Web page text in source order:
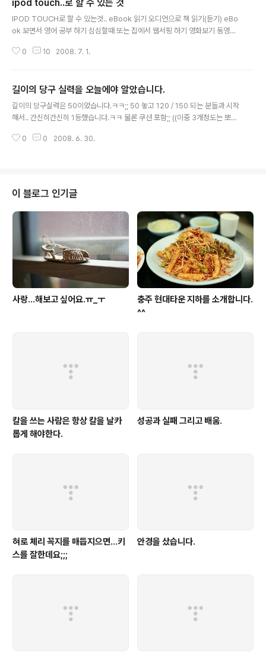
ipod touch..로 할 수 있는 것
IPOD TOUCH로 할 수 있는것.. eBook 읽기 오디언으로 책 읽기(듣기) eBo
ok 보면서 영어 공부 하기 심심할때 또는 집에서 웹서핑 하기 영화보기 동영상
터치스크린으로 메모하기 친구한테 자랑하기... 16G정도 용량이면..이동식 디
0 10 2008. 7. 1.
길이의 당구 실력을 오늘에야 알았습니다.
길이의 당구실력은 50이었습니다.ㅋㅋ;; 50 놓고 120 / 150 되는 분들과 시작
해서.. 간신히간신히 1등했습니다.ㅋㅋ 물론 쿠션 포함;; ((이중 3개정도는 뽀록
하는게 수두룩 하네요.. ))
0 0 2008. 6. 30.
이 블로그 인기글
사랑...해보고 싶어요.ㅠ_ㅜ
충주 현대타운 지하를 소개합니다.
^^
칼을 쓰는 사람은 항상 칼을 날카
롭게 해야한다.
성공과 실패 그리고 배움.
혀로 체리 꼭지를 매듭지으면...키
스를 잘한데요;;;
안경을 샀습니다.